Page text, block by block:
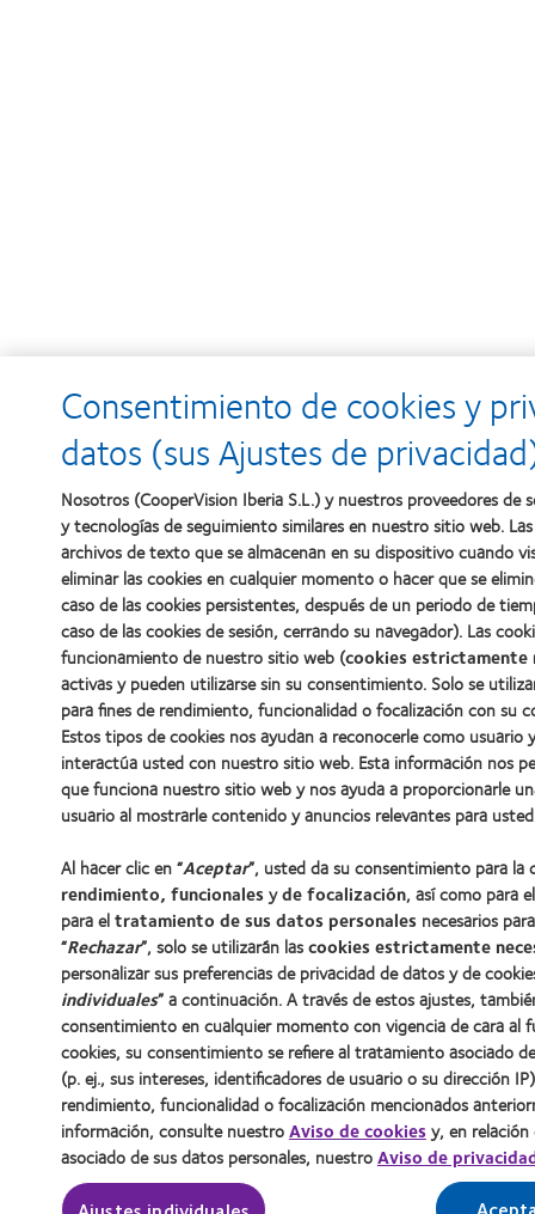
Consentimiento de cookies y
datos (sus Ajustes de
Nosotros (CooperVision Iberia S.L.) y nuestros proveedores de
y tecnologías de seguimiento similares en nuestro sitio web.
archivos de texto que se almacenan en su dispositivo cuando
eliminar las cookies en cualquier momento o hacer que se
caso de las cookies persistentes, después de un periodo de
caso de las cookies de sesión, cerrando su navegador). Las
funcionamiento de nuestro sitio web (cookies estrictamente
activas y pueden utilizarse sin su consentimiento. Solo se
para fines de rendimiento, funcionalidad o focalización con su
Estos tipos de cookies nos ayudan a reconocerle como usuario
interactúa usted con nuestro sitio web. Esta información nos
que funciona nuestro sitio web y nos ayuda a proporcionarle
usuario al mostrarle contenido y anuncios relevantes para
Al hacer clic en “Aceptar”, usted da su consentimiento para la
rendimiento, funcionalesyde focalización, así como para
para eltratamiento de sus datos personalesnecesarios
“Rechazar”, solo se utilizarán lascookies estrictamente
personalizar sus preferencias de privacidad de datos y de
individuales” a continuación. A través de estos ajustes,
consentimiento en cualquier momento con vigencia de cara al
cookies, su consentimiento se refiere al tratamiento asociado
(p. ej., sus intereses, identificadores de usuario o su dirección
rendimiento, funcionalidad o focalización mencionados
información, consulte nuestroAviso de cookiesy, en
asociado de sus datos personales, nuestroAviso de